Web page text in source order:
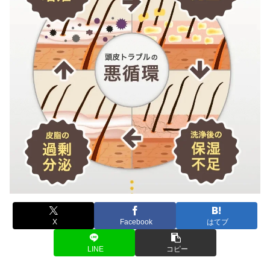
X Facebook はてブ
LINE コピー